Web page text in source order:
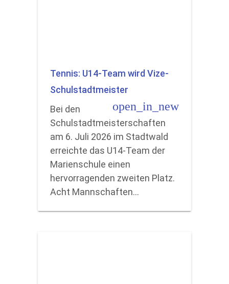
Tennis: U14-Team wird Vize-
Schulstadtmeister
open_in_new
Bei den
Schulstadtmeisterschaften
am 6. Juli 2026 im Stadtwald
erreichte das U14-Team der
Marienschule einen
hervorragenden zweiten Platz.
Acht Mannschaften…